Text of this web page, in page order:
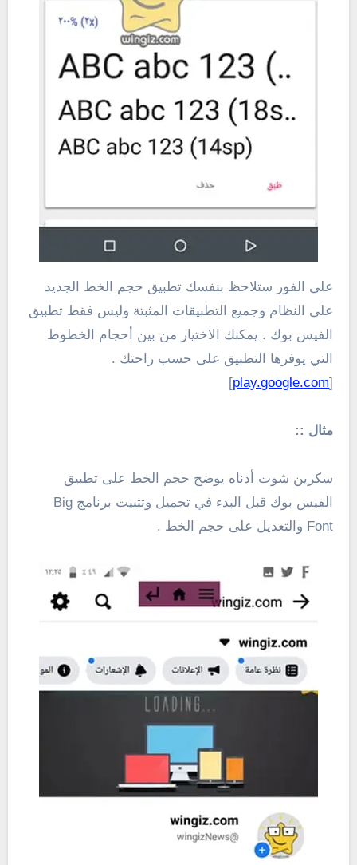
على الفور ستلاحظ بنفسك تطبيق حجم الخط الجديد
على النظام وجميع التطبيقات المثبتة وليس فقط تطبيق
الفيس بوك . يمكنك الاختيار من بين أحجام الخطوط
التي يوفرها التطبيق على حسب راحتك .
[
play.google.com
]
مثال ::
سكرين شوت أدناه يوضح حجم الخط على تطبيق
الفيس بوك قبل البدء في تحميل وتثبيت برنامج Big
Font والتعديل على حجم الخط .